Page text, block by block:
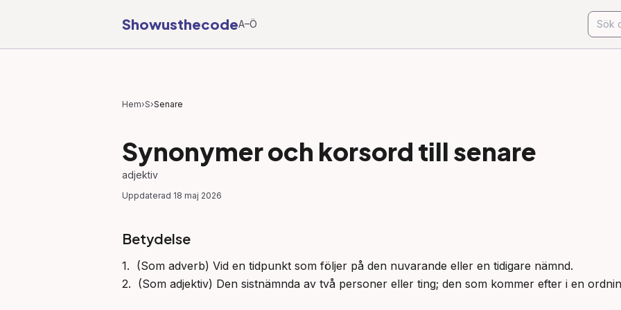
ShowusthecodeA–Ö
Hem›S›Senare
Synonymer och korsord till senare
adjektiv
Uppdaterad 18 maj 2026
Betydelse
1.  (Som adverb) Vid en tidpunkt som följer på den nuvarande eller en tidigare nämnd.
2.  (Som adjektiv) Den sistnämnda av två personer eller ting; den som kommer efter i en